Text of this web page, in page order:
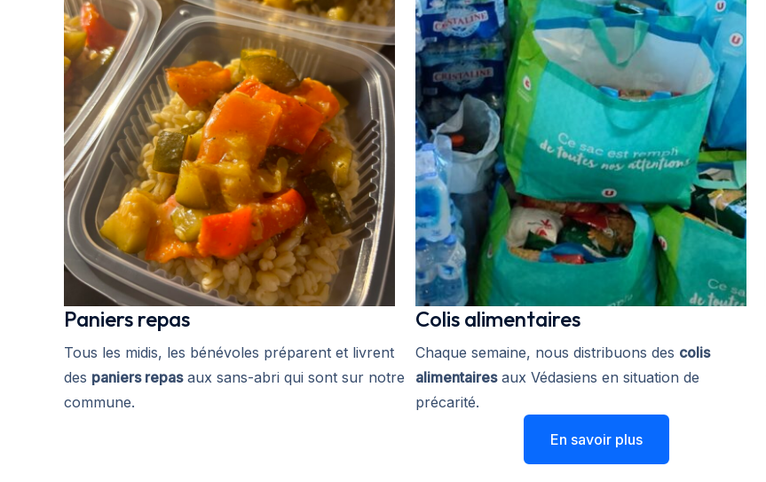
Paniers repas
Tous les midis, les bénévoles préparent et livrent
des paniers repasaux sans-abri qui sont sur notre
commune.
Colis alimentaires
Chaque semaine, nous distribuons des colis
alimentairesaux Védasiens en situation de
précarité.
En savoir plus